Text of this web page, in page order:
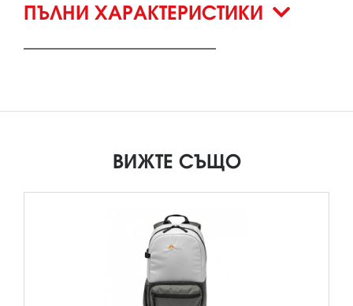
ПЪЛНИ ХАРАКТЕРИСТИКИ
ВИЖТЕ СЪЩО